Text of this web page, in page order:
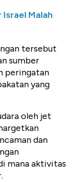
Malah
tersebut
sumber
peringatan
yang
oleh jet
dan
mana aktivitas